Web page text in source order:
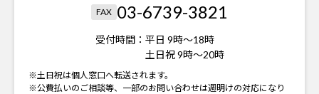
FAX 03-6739-3821
受付時間： 平日 9時～18時
土日祝 9時～20時
※土日祝は個人窓口へ転送されます。
※公費払いのご相談等、一部のお問い合わせは週明けの対応になり